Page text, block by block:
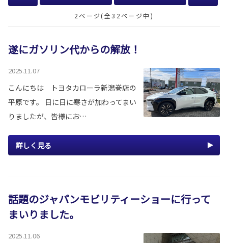
2ページ(全32ページ中)
遂にガソリン代からの解放！
2025.11.07
こんにちは トヨタカローラ新潟巻店の
平原です。 日に日に寒さが加わってまい
りましたが、皆様にお…
詳しく見る
話題のジャパンモビリティーショーに行って
まいりました。
2025.11.06